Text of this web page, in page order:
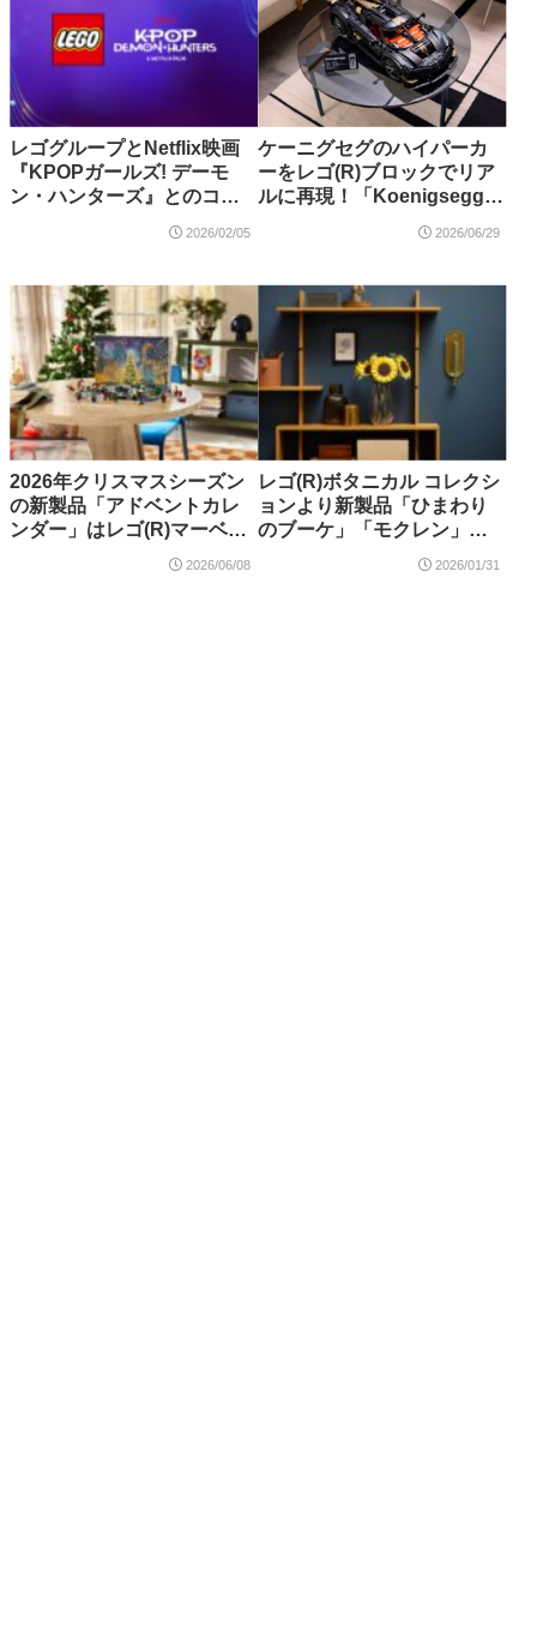
レゴグループとNetflix映画
『KPOPガールズ! デーモ
ン・ハンターズ』とのコラ
2026/02/05
ケーニグセグのハイパーカ
ーをレゴ(R)ブロックでリア
ルに再現！「Koenigsegg
（42232）」2026年7月発売
2026/06/29
2026年クリスマスシーズン
の新製品「アドベントカレ
ンダー」はレゴ(R)マーベ
ル、ディズニープリンセ
ス、スター・ウォーズ、シ
2026/06/08
レゴ(R)ボタニカル コレクシ
ョンより新製品「ひまわり
のブーケ」「モクレン」が
2026年3月発売・予約開始
2026/01/31
スポンサーリンク